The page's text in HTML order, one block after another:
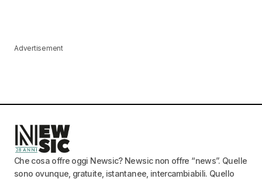
Advertisement
Che cosa offre oggi Newsic? Newsic non offre “news”. Quelle
sono ovunque, gratuite, istantanee, intercambiabili. Quello